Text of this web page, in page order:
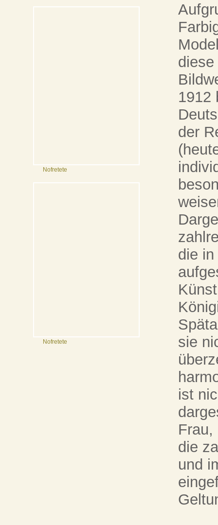
Nofretete
Nofretete
1912
der
die
sie
ist
Frau,
die
und